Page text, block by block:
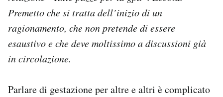
Hai bisogno di aiuto?
Premetto che si tratta dell’inizio di un
ragionamento, che non pretende di essere
esaustivo e che deve moltissimo a discussioni già
in circolazione.
Parlare di gestazione per altre e altri è complicato